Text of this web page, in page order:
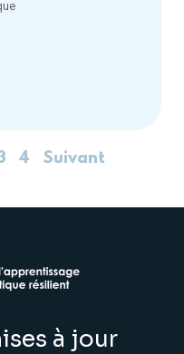
4 Suivant
à jour